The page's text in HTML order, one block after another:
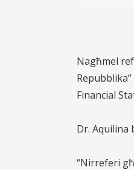
Nagħmel
Financial
Dr. Aquilina
“Nirreferi